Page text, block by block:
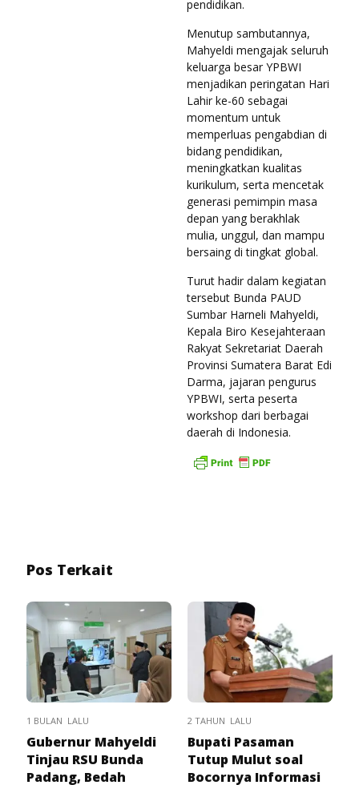
pendidikan.
Menutup sambutannya,
Mahyeldi mengajak seluruh
keluarga besar YPBWI
menjadikan peringatan Hari
Lahir ke-60 sebagai
momentum untuk
memperluas pengabdian di
bidang pendidikan,
meningkatkan kualitas
kurikulum, serta mencetak
generasi pemimpin masa
depan yang berakhlak
mulia, unggul, dan mampu
bersaing di tingkat global.
Turut hadir dalam kegiatan
tersebut Bunda PAUD
Sumbar Harneli Mahyeldi,
Kepala Biro Kesejahteraan
Rakyat Sekretariat Daerah
Provinsi Sumatera Barat Edi
Darma, jajaran pengurus
YPBWI, serta peserta
workshop dari berbagai
daerah di Indonesia.
Pos Terkait
1 BULAN LALU
Gubernur Mahyeldi
Tinjau RSU Bunda
Padang, Bedah
2 TAHUN LALU
Bupati Pasaman
Tutup Mulut soal
Bocornya Informasi